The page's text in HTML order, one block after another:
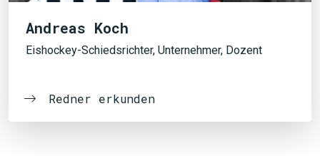
Andreas Koch
Eishockey-Schiedsrichter, Unternehmer, Dozent
Redner erkunden